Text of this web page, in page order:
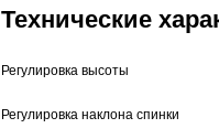
Технические
Регулировка высоты
Регулировка наклона спинки